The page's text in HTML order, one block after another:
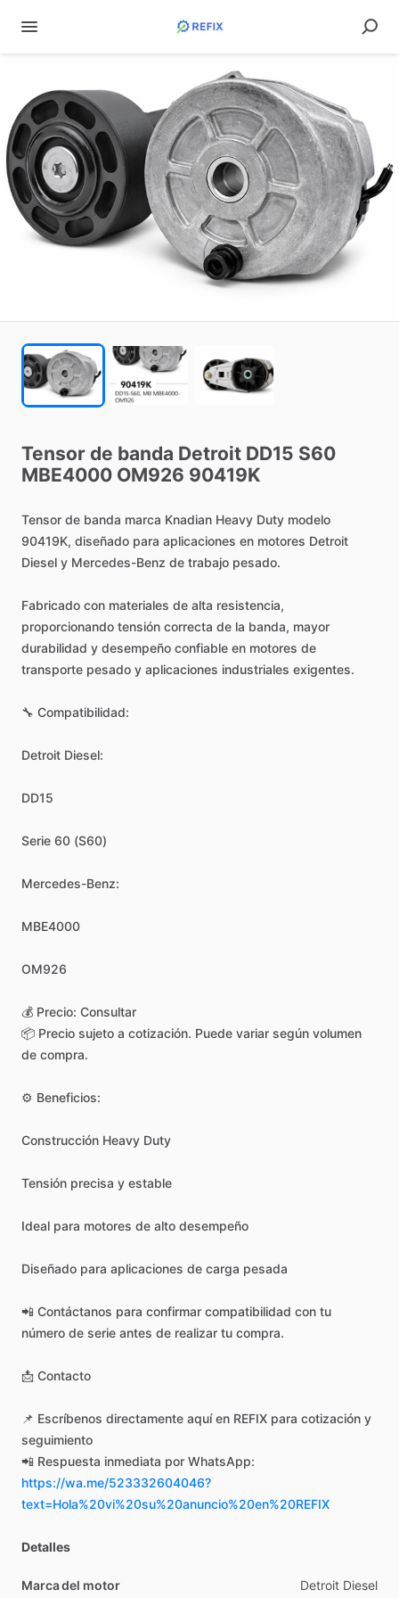
Tensor de banda Detroit DD15 S60
MBE4000 OM926 90419K
Tensor de banda marca Knadian Heavy Duty modelo
90419K, diseñado para aplicaciones en motores Detroit
Diesel y Mercedes-Benz de trabajo pesado.
Fabricado con materiales de alta resistencia,
proporcionando tensión correcta de la banda, mayor
durabilidad y desempeño confiable en motores de
transporte pesado y aplicaciones industriales exigentes.
🔧 Compatibilidad:
Detroit Diesel:
DD15
Serie 60 (S60)
Mercedes-Benz:
MBE4000
OM926
💰 Precio: Consultar
📦 Precio sujeto a cotización. Puede variar según volumen
de compra.
⚙️ Beneficios:
Construcción Heavy Duty
Tensión precisa y estable
Ideal para motores de alto desempeño
Diseñado para aplicaciones de carga pesada
📲 Contáctanos para confirmar compatibilidad con tu
número de serie antes de realizar tu compra.
📩 Contacto
📌 Escríbenos directamente aquí en REFIX para cotización y
seguimiento
📲 Respuesta inmediata por WhatsApp:
https://wa.me/523332604046?
text=Hola%20vi%20su%20anuncio%20en%20REFIX
Detalles
Marca del motor Detroit Diesel